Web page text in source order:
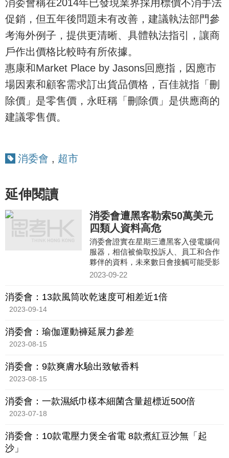
消委會稱在2014年已發現業界採用標價不消手法
促銷，但五年後問題未有改善，建議執法部門參
考海外例子，提供更清晰、具體執法指引，讓商
戶作出價格比較時有所依據。
惠康和Market Place by Jasons回應指，因應市
場因素和顧客需求訂出貨品價格，百佳就指「刪
除價」是零售價，永旺稱「刪除價」是供應商的
建議零售價。
消委會 , 超市
延伸閱讀
消委會遭黑客勒索50萬美元
四類人資料高危
消委會證實在星期三遭黑客入侵電腦伺
服器，相信被偷取投訴人、員工和合作
夥伴的資料，未來數日會接觸可能受影
響人士。
2023-09-22
消委會：13款風筒吹乾速度可相差近1倍
2023-09-14
消委會：瑜伽運動褲延展力參差
2023-08-15
消委會：9款爽膚水驗出致敏香料
2023-08-15
消委會：一款濕紙巾樣本細菌含量超標近500倍
2023-07-18
消委會：10款電壓力煲全省電 8款煮紅豆沙無「起
沙」